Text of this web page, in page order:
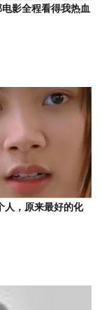
影全程看得我热血
人，原来最好的化